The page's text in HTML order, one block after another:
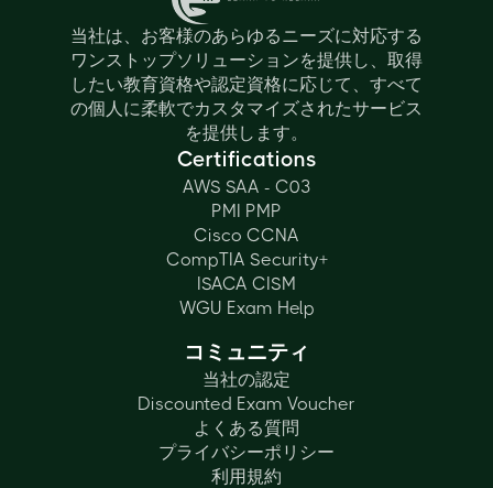
当社は、お客様のあらゆるニーズに対応する
ワンストップソリューションを提供し、取得
したい教育資格や認定資格に応じて、すべて
の個人に柔軟でカスタマイズされたサービス
を提供します。
Certifications
AWS SAA - C03
PMI PMP
Cisco CCNA
CompTIA Security+
ISACA CISM
WGU Exam Help
コミュニティ
当社の認定
Discounted Exam Voucher
よくある質問
プライバシーポリシー
利用規約